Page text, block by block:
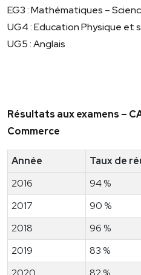
EG3 : Mathématiques –
UG4 : Education Physique et
UG5 : Anglais
Résultats aux examens –
Commerce
Année
Taux de
2016
94 %
2017
90 %
2018
96 %
2019
83 %